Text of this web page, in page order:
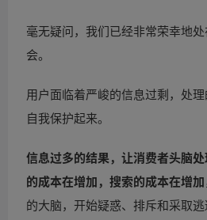
毫无疑问，我们已经非常荣幸地
会。
用户面临着严峻的信息过剩，处
自我保护起来。
信息过多的结果，让消费者头脑
的成本在增加，搜索的成本在增加
的大脑，开始疑惑、排斥和采取